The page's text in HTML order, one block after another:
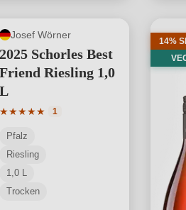
Josef Wörner
2025 Schorles Best
Friend Riesling 1,0
L
★★★★★
Durchschnittliche Bewertung von 5
1
Pfalz
Riesling
1,0 L
Trocken
14%